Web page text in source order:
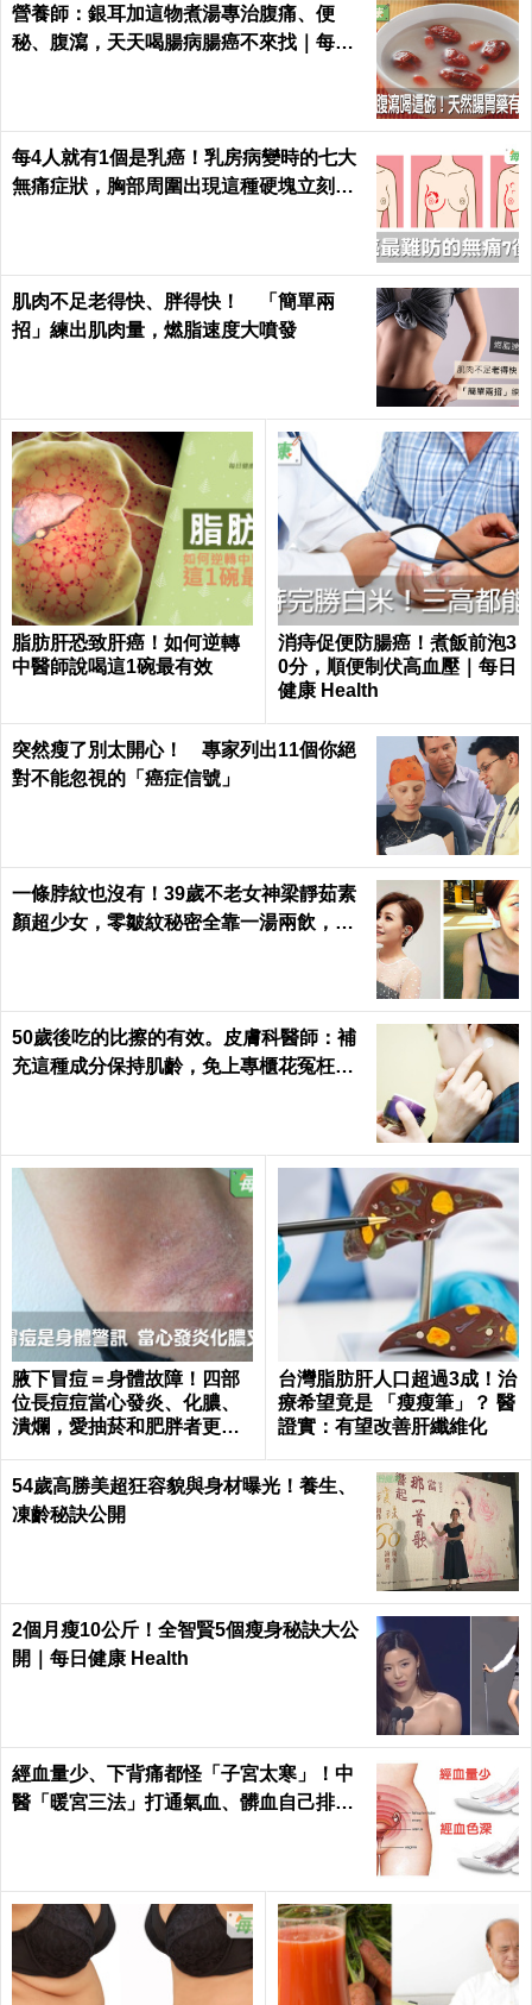
營養師：銀耳加這物煮湯專治腹痛、便
秘、腹瀉，天天喝腸病腸癌不來找｜每日
每4人就有1個是乳癌！乳房病變時的七大
無痛症狀，胸部周圍出現這種硬塊立刻就
肌肉不足老得快、胖得快！ 「簡單兩
招」練出肌肉量，燃脂速度大噴發
脂肪肝恐致肝癌！如何逆轉
中醫師說喝這1碗最有效
消痔促便防腸癌！煮飯前泡3
0分，順便制伏高血壓｜每日
健康 Health
突然瘦了別太開心！ 專家列出11個你絕
對不能忽視的「癌症信號」
一條脖紋也沒有！39歲不老女神梁靜茹素
顏超少女，零皺紋秘密全靠一湯兩飲，熬
50歲後吃的比擦的有效。皮膚科醫師：補
充這種成分保持肌齡，免上專櫃花冤枉錢
腋下冒痘＝身體故障！四部
位長痘痘當心發炎、化膿、
潰爛，愛抽菸和肥胖者更要
台灣脂肪肝人口超過3成！治
療希望竟是 「瘦瘦筆」？ 醫
證實：有望改善肝纖維化
54歲高勝美超狂容貌與身材曝光！養生、
凍齡秘訣公開
2個月瘦10公斤！全智賢5個瘦身秘訣大公
開｜每日健康 Health
經血量少、下背痛都怪「子宮太寒」！中
醫「暖宮三法」打通氣血、髒血自己排｜